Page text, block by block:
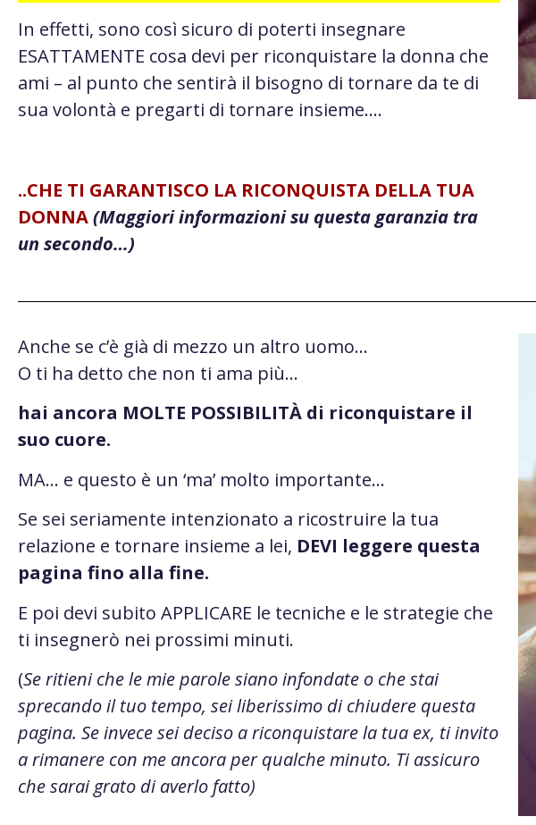
In effetti, sono così sicuro di poterti insegnare
ESATTAMENTE cosa devi per riconquistare la donna che
ami – al punto che sentirà il bisogno di tornare da te di
sua volontà e pregarti di tornare insieme….
..CHE TI GARANTISCO LA RICONQUISTA DELLA TUA
DONNA(Maggiori informazioni su questa garanzia tra
un secondo…)
Anche se c’è già di mezzo un altro uomo…
O ti ha detto che non ti ama più…
hai ancora MOLTE POSSIBILITÀ di riconquistare il
suo cuore.
MA… e questo è un ‘ma’ molto importante…
Se sei seriamente intenzionato a ricostruire la tua
relazione e tornare insieme a lei, DEVI leggere questa
pagina fino alla fine.
E poi devi subito APPLICARE le tecniche e le strategie che
ti insegnerò nei prossimi minuti.
(Se ritieni che le mie parole siano infondate o che stai
sprecando il tuo tempo, sei liberissimo di chiudere questa
pagina. Se invece sei deciso a riconquistare la tua ex, ti invito
a rimanere con me ancora per qualche minuto. Ti assicuro
che sarai grato di averlo fatto)